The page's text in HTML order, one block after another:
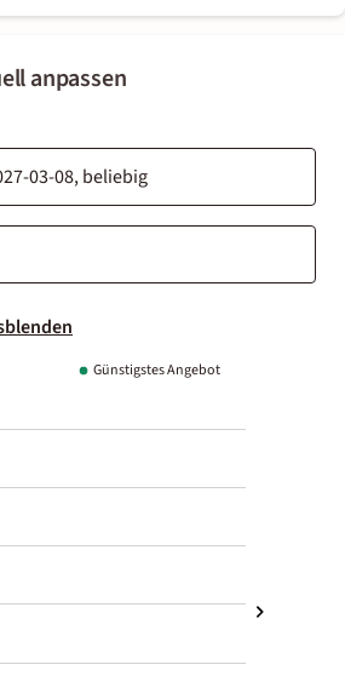
anpassen
Günstigstes Angebot